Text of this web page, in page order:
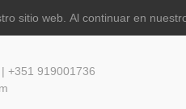
+351 919001736
sitio web. Al continuar en